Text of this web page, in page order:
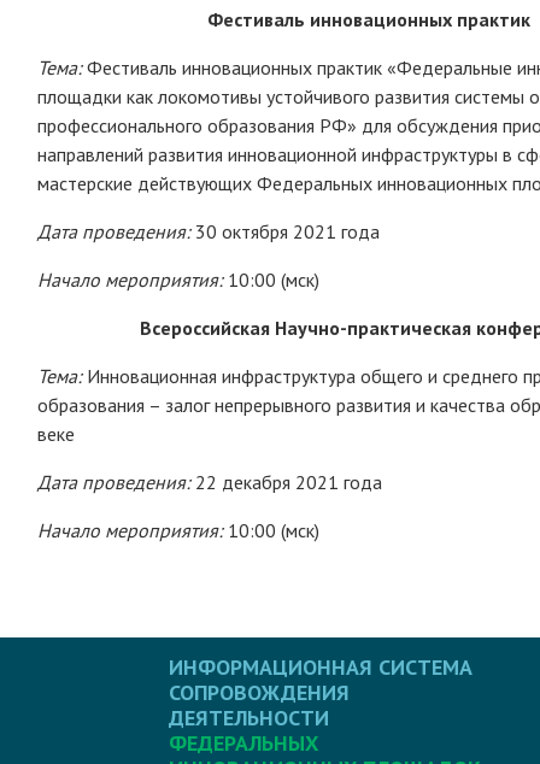
Фестиваль инновационных практик
Тема:Фестиваль инновационных практик «Федеральные
площадки как локомотивы устойчивого развития системы
профессионального образования РФ» для обсуждения
направлений развития инновационной инфраструктуры в
мастерские действующих Федеральных инновационных
Дата проведения:30 октября 2021 года
Начало мероприятия:10:00 (мск)
Всероссийская Научно-практическая
Тема:Инновационная инфраструктура общего и среднего
образования – залог непрерывного развития и качества
веке
Дата проведения:22 декабря 2021 года
Начало мероприятия:10:00 (мск)
ИНФОРМАЦИОННАЯ СИСТЕМА
СОПРОВОЖДЕНИЯ
ДЕЯТЕЛЬНОСТИ
ФЕДЕРАЛЬНЫХ